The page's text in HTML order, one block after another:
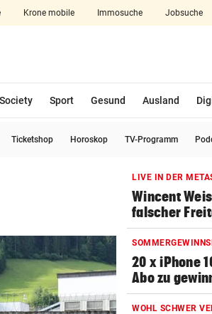
Krone mobile Immosuche Jobsuche
aufklappen
Sport Gesund Ausland
Ticketshop Horoskop TV-Programm
LIVE IN DER
Wincent
falscher
20 x iPhone
Abo zu
WOHL SCHWER